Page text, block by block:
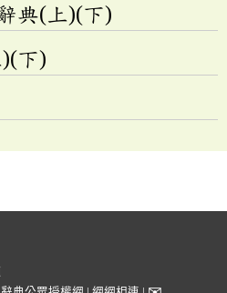
典(上)(下)
下)